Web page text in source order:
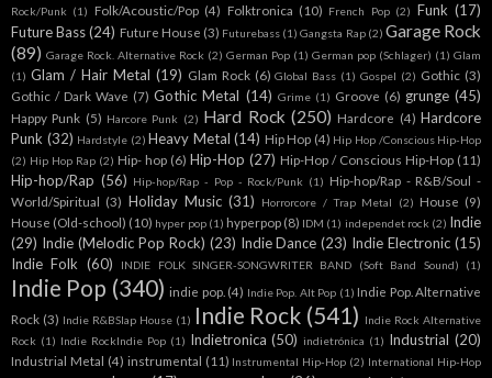
Rock/Punk (1) Folk/Acoustic/Pop (4) Folktronica (10) French Pop (2) Funk (17)
Future Bass (24) Future House (3) Futurebass (1) Gangsta Rap (2) Garage Rock
(89) Garage Rock. Alternative Rock (2) German Pop (1) German pop (Schlager) (1) Glam
(1) Glam / Hair Metal (19) Glam Rock (6) Global Bass (1) Gospel (2) Gothic (3)
Gothic / Dark Wave (7) Gothic Metal (14) Grime (1) Groove (6) grunge (45)
Happy Punk (5) Harcore Punk (2) Hard Rock (250) Hardcore (4) Hardcore
Punk (32) Hardstyle (2) Heavy Metal (14) Hip Hop (4) Hip Hop /Conscious Hip-Hop
(2) Hip Hop Rap (2) Hip- hop (6) Hip-Hop (27) Hip-Hop / Conscious Hip-Hop (11)
Hip-hop/Rap (56) Hip-hop/Rap - Pop - Rock/Punk (1) Hip-hop/Rap - R&B/Soul -
World/Spiritual (3) Holiday Music (31) Horrorcore / Trap Metal (2) House (9)
House (Old-school) (10) hyper pop (1) hyperpop (8) IDM (1) independet rock (2) Indie
(29) Indie (Melodic Pop Rock) (23) Indie Dance (23) Indie Electronic (15)
Indie Folk (60) INDIE FOLK SINGER-SONGWRITER BAND (Soft Band Sound) (1)
Indie Pop (340) indie pop. (4) Indie Pop. Alt Pop (1) Indie Pop. Alternative
Rock (3) Indie R&BSlap House (1) Indie Rock (541) Indie Rock Alternative
Rock (1) Indie RockIndie Pop (1) Indietronica (50) indietrónica (1) Industrial (20)
Industrial Metal (4) instrumental (11) Instrumental Hip-Hop (2) International Hip-Hop